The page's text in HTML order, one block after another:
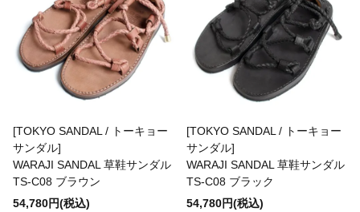
[TOKYO SANDAL / トーキョー
サンダル]
WARAJI SANDAL 草鞋サンダル
TS-C08 ブラウン
54,780円(税込)
[TOKYO SANDAL / トーキョー
サンダル]
WARAJI SANDAL 草鞋サンダル
TS-C08 ブラック
54,780円(税込)
Jewelry(ジュエリー)
Accessories(ファッション小物)
Watches(腕時計)